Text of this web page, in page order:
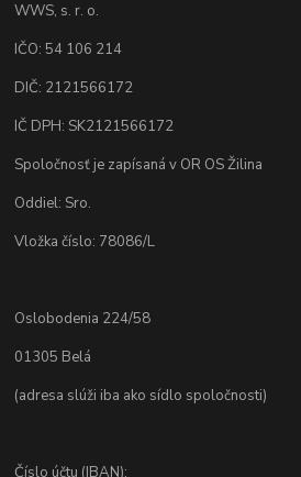
WWS, s. r. o.
IČO: 54 106 214
DIČ: 2121566172
IČ DPH: SK2121566172
Spoločnosť je zapísaná v OR OS Žilina
Oddiel: Sro.
Vložka číslo: 78086/L
Oslobodenia 224/58
01305 Belá
(adresa slúži iba ako sídlo spoločnosti)
Číslo účtu (IBAN):